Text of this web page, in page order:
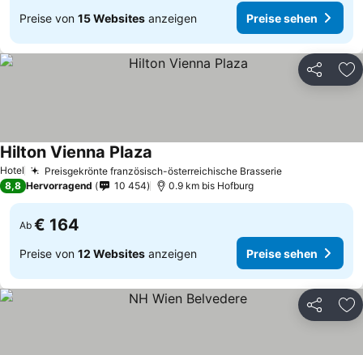
Preise von 15 Websites anzeigen Preise sehen
Teilen
Hotel Preisgekrönte französisch-österreichische Brasserie
Hilton Vienna Plaza
8,8 Hervorragend 10 454 0.9 km bis Hofburg
Ab € 164
Preise von 12 Websites anzeigen Preise sehen
Teilen